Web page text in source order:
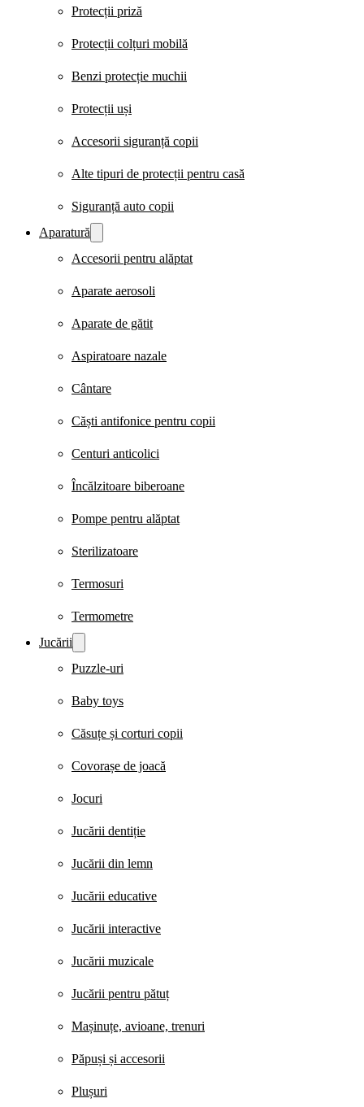
Protecții priză
Protecții colțuri mobilă
Benzi protecție muchii
Protecții uși
Accesorii siguranță copii
Alte tipuri de protecții pentru casă
Siguranță auto copii
Aparatură
Accesorii pentru alăptat
Aparate aerosoli
Aparate de gătit
Aspiratoare nazale
Cântare
Căști antifonice pentru copii
Centuri anticolici
Încălzitoare biberoane
Pompe pentru alăptat
Sterilizatoare
Termosuri
Termometre
Jucării
Puzzle-uri
Baby toys
Căsuțe și corturi copii
Covorașe de joacă
Jocuri
Jucării dentiție
Jucării din lemn
Jucării educative
Jucării interactive
Jucării muzicale
Jucării pentru pătuț
Mașinuțe, avioane, trenuri
Păpuși și accesorii
Plușuri